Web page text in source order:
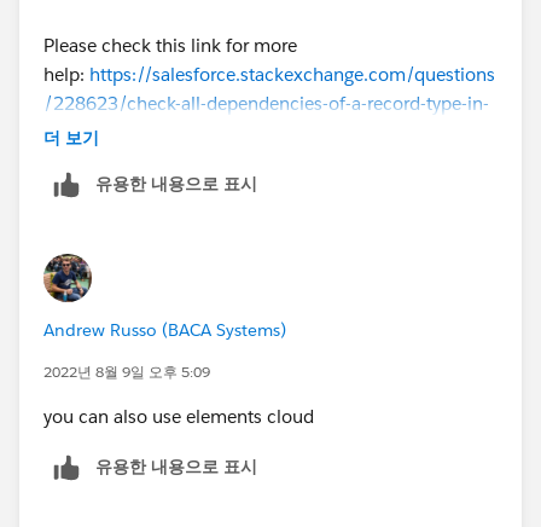
Please check this link for more
help: https://salesforce.stackexchange.com/questions
/228623/check-all-dependencies-of-a-record-type-in-
the-organisation-before-deactivating
더 보기
유용한 내용으로 표시
Andrew Russo (BACA Systems)
2022년 8월 9일 오후 5:09
you can also use elements cloud
유용한 내용으로 표시